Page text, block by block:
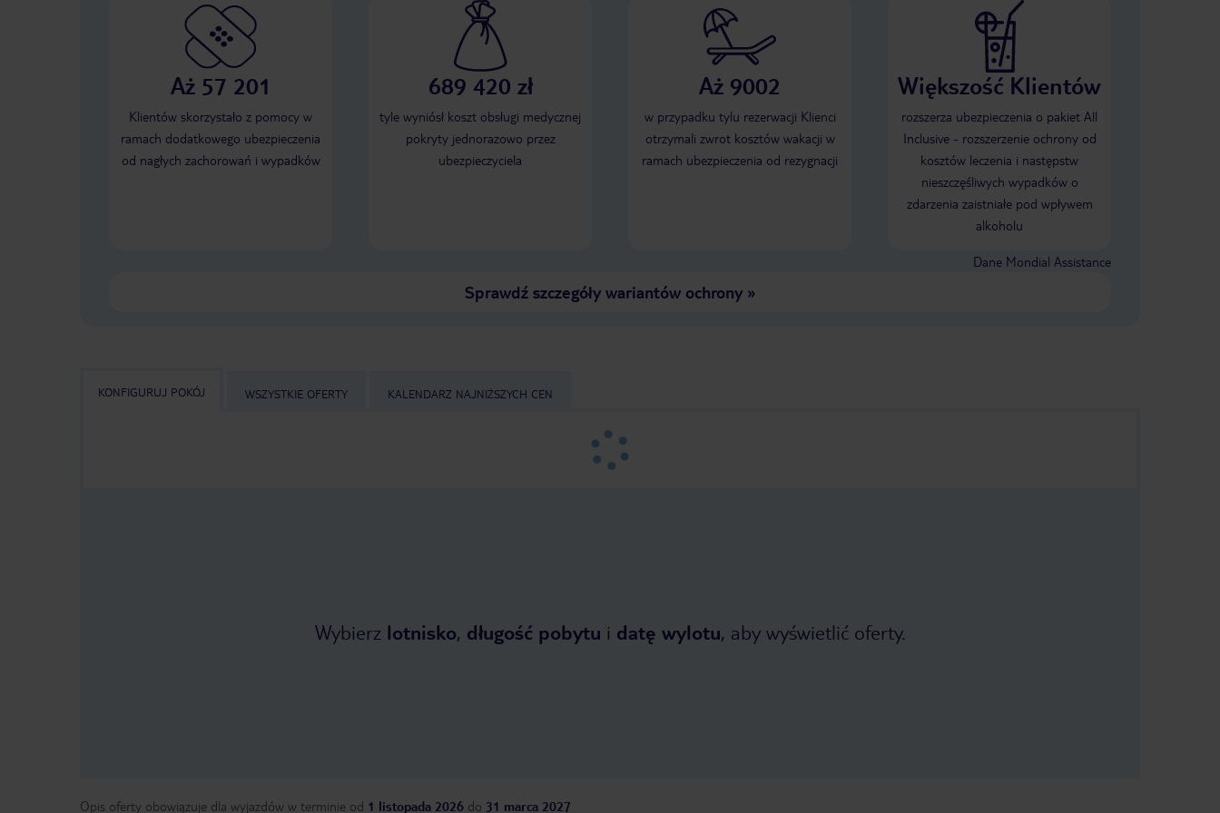
Aż 57 201
Klientów skorzystało z pomocy w
ramach dodatkowego ubezpieczenia
od nagłych zachorowań i wypadków
689 420 zł
tyle wyniósł koszt obsługi medycznej
pokryty jednorazowo przez
ubezpieczyciela
Aż 9002
w przypadku tylu rezerwacji Klienci
otrzymali zwrot kosztów wakacji w
ramach ubezpieczenia od rezygnacji
Większość Klientów
rozszerza ubezpieczenia o pakiet All
Inclusive - rozszerzenie ochrony od
kosztów leczenia i następstw
nieszczęśliwych wypadków o
zdarzenia zaistniałe pod wpływem
alkoholu
Dane Mondial Assistance
Sprawdź szczegóły wariantów ochrony»
KONFIGURUJ POKÓJ WSZYSTKIE OFERTY KALENDARZ NAJNIŻSZYCH CEN
Wybierz lotnisko, długość pobytu i datę wylotu, aby wyświetlić oferty.
Opis oferty obowiązuje dla wyjazdów w terminie od 1 listopada 2026 do 31 marca 2027